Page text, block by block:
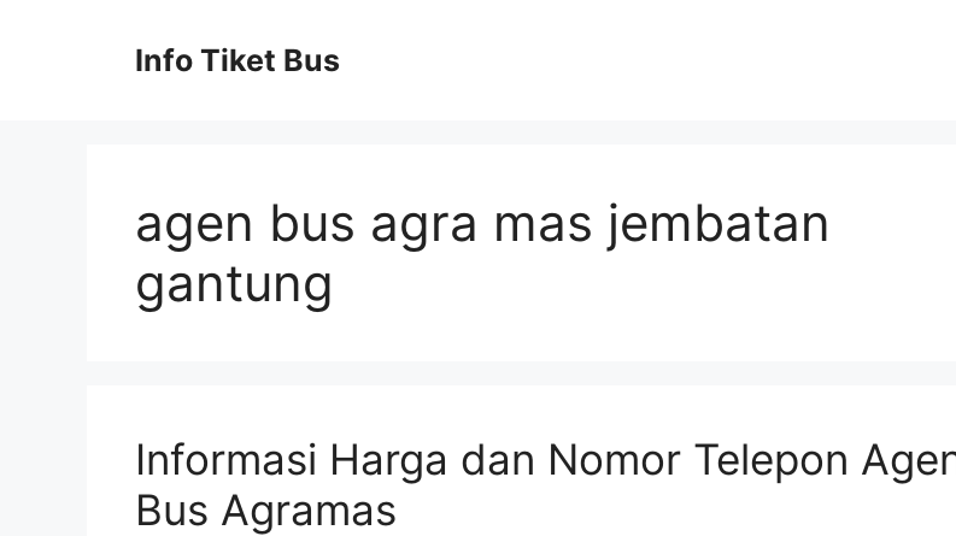
Info Tiket Bus
agen bus agra mas jembatan
gantung
Informasi Harga dan Nomor Telepon
Bus Agramas